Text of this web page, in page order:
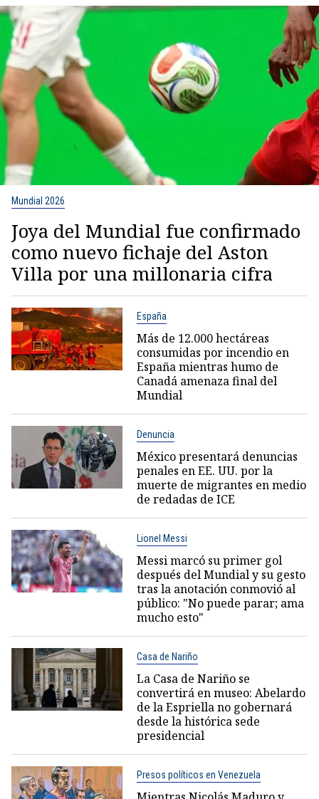
Mundial 2026
Joya del Mundial fue confirmado
como nuevo fichaje del Aston
Villa por una millonaria cifra
España
Más de 12.000 hectáreas
consumidas por incendio en
España mientras humo de
Canadá amenaza final del
Mundial
Denuncia
México presentará denuncias
penales en EE. UU. por la
muerte de migrantes en medio
de redadas de ICE
Lionel Messi
Messi marcó su primer gol
después del Mundial y su gesto
tras la anotación conmovió al
público: "No puede parar; ama
mucho esto"
Casa de Nariño
La Casa de Nariño se
convertirá en museo: Abelardo
de la Espriella no gobernará
desde la histórica sede
presidencial
Presos políticos en Venezuela